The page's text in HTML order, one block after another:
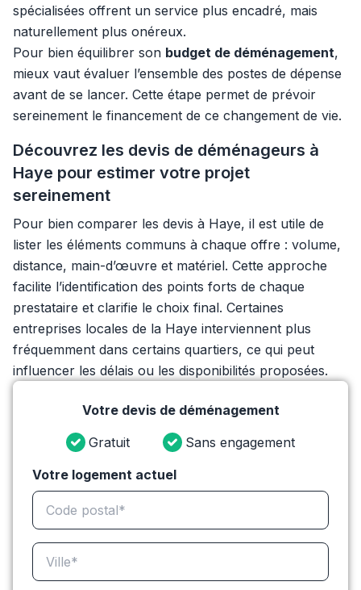
spécialisées offrent un service plus encadré, mais
naturellement plus onéreux.
Pour bien équilibrer son budget de déménagement,
mieux vaut évaluer l’ensemble des postes de dépense
avant de se lancer. Cette étape permet de prévoir
sereinement le financement de ce changement de vie.
Découvrez les devis de déménageurs à
Haye pour estimer votre projet
sereinement
Pour bien comparer les devis à Haye, il est utile de
lister les éléments communs à chaque offre : volume,
distance, main-d’œuvre et matériel. Cette approche
facilite l’identification des points forts de chaque
prestataire et clarifie le choix final. Certaines
entreprises locales de la Haye interviennent plus
fréquemment dans certains quartiers, ce qui peut
influencer les délais ou les disponibilités proposées.
Votre devis de déménagement
Gratuit
Sans engagement
Votre logement actuel